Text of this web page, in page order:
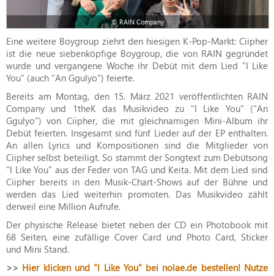
© RAIN Company
Eine weitere Boygroup ziehrt den hiesigen K-Pop-Markt: Ciipher
ist die neue siebenköpfige Boygroup, die von RAIN gegründet
wurde und vergangene Woche ihr Debüt mit dem Lied "I Like
You" (auch "An Ggulyo") feierte.
Bereits am Montag, den 15. März 2021 veröffentlichten RAIN
Company und 1theK das Musikvideo zu "I Like You" ("An
Ggulyo") von Ciipher, die mit gleichnamigen Mini-Album ihr
Debüt feierten. Insgesamt sind fünf Lieder auf der EP enthalten.
An allen Lyrics und Kompositionen sind die Mitglieder von
Ciipher selbst beteiligt. So stammt der Songtext zum Debütsong
"I Like You" aus der Feder von TAG und Keita. Mit dem Lied sind
Ciipher bereits in den Musik-Chart-Shows auf der Bühne und
werden das Lied weiterhin promoten. Das Musikvideo zählt
derweil eine Million Aufrufe.
Der physische Release bietet neben der CD ein Photobook mit
68 Seiten, eine zufällige Cover Card und Photo Card, Sticker
und Mini Stand.
>> Hier klicken und "I Like You" bei nolae.de bestellen! Nutze